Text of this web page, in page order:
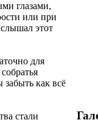
глазами,
или при
этот
для
как всё
стали